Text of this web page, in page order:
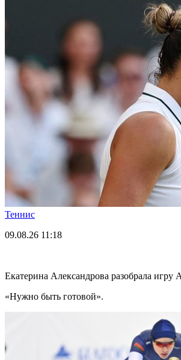
Теннис
09.08.26 11:18
Екатерина Александрова разобрала
«Нужно быть готовой».